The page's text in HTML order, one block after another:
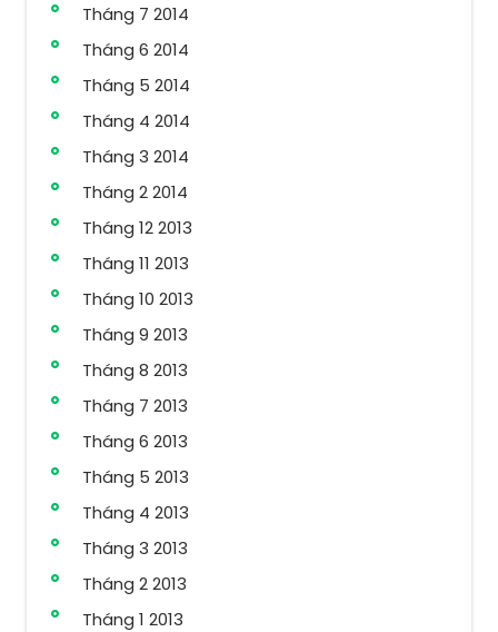
Tháng 7 2014
Tháng 6 2014
Tháng 5 2014
Tháng 4 2014
Tháng 3 2014
Tháng 2 2014
Tháng 12 2013
Tháng 11 2013
Tháng 10 2013
Tháng 9 2013
Tháng 8 2013
Tháng 7 2013
Tháng 6 2013
Tháng 5 2013
Tháng 4 2013
Tháng 3 2013
Tháng 2 2013
Tháng 1 2013